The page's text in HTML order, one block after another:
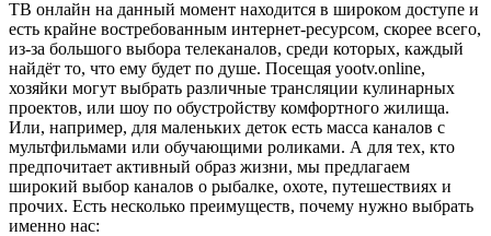
ТВ онлайн на данный момент находится в широком доступе и
есть крайне востребованным интернет-ресурсом, скорее всего,
из-за большого выбора телеканалов, среди которых, каждый
найдёт то, что ему будет по душе. Посещая yootv.online,
хозяйки могут выбрать различные трансляции кулинарных
проектов, или шоу по обустройству комфортного жилища.
Или, например, для маленьких деток есть масса каналов с
мультфильмами или обучающими роликами. А для тех, кто
предпочитает активный образ жизни, мы предлагаем
широкий выбор каналов о рыбалке, охоте, путешествиях и
прочих. Есть несколько преимуществ, почему нужно выбрать
именно нас: